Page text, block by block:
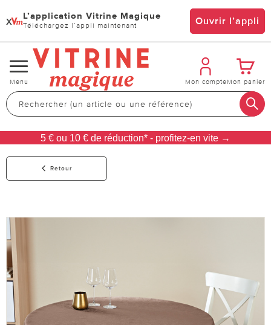
x L’application Vitrine Magique
Téléchargez l’appli maintenant Ouvrir l’appli
Changer
de
navigation
Menu Mon compteMon panier
5 € ou 10 € de réduction* - profitez-en vite →
Retour